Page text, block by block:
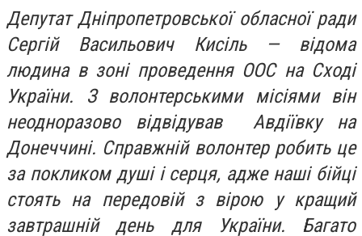
Депутат Дніпропетровської обласної ради
Сергій Васильович Кисіль — відома
людина в зоні проведення ООС на Сході
України. З волонтерськими місіями він
неодноразово відвідував Авдіївку на
Донеччині. Справжній волонтер робить це
за покликом душі і серця, адже наші бійці
стоять на передовій з вірою у кращий
завтрашній день для України. Багато